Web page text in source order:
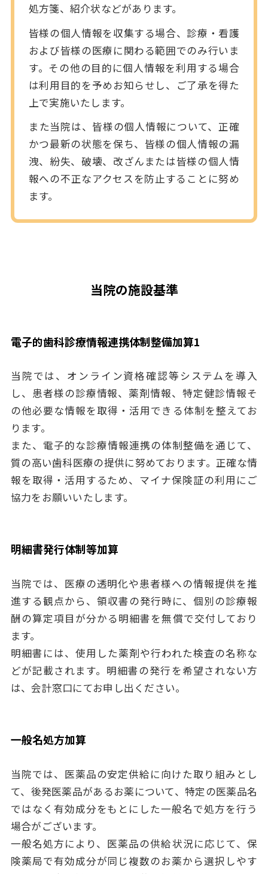
処方箋、紹介状などがあります。
皆様の個人情報を収集する場合、診療・看護
および皆様の医療に関わる範囲でのみ行いま
す。その他の目的に個人情報を利用する場合
は利用目的を予めお知らせし、ご了承を得た
上で実施いたします。
また当院は、皆様の個人情報について、正確
かつ最新の状態を保ち、皆様の個人情報の漏
洩、紛失、破壊、改ざんまたは皆様の個人情
報への不正なアクセスを防止することに努め
ます。
当院の施設基準
電子的歯科診療情報連携体制整備加算1
当院では、オンライン資格確認等システムを導入
し、患者様の診療情報、薬剤情報、特定健診情報そ
の他必要な情報を取得・活用できる体制を整えてお
ります。
また、電子的な診療情報連携の体制整備を通じて、
質の高い歯科医療の提供に努めております。正確な情
報を取得・活用するため、マイナ保険証の利用にご
協力をお願いいたします。
明細書発行体制等加算
当院では、医療の透明化や患者様への情報提供を推
進する観点から、領収書の発行時に、個別の診療報
酬の算定項目が分かる明細書を無償で交付しており
ます。
明細書には、使用した薬剤や行われた検査の名称な
どが記載されます。明細書の発行を希望されない方
は、会計窓口にてお申し出ください。
一般名処方加算
当院では、医薬品の安定供給に向けた取り組みとし
て、後発医薬品があるお薬について、特定の医薬品名
ではなく有効成分をもとにした一般名で処方を行う
場合がございます。
一般名処方により、医薬品の供給状況に応じて、保
険薬局で有効成分が同じ複数のお薬から選択しやす